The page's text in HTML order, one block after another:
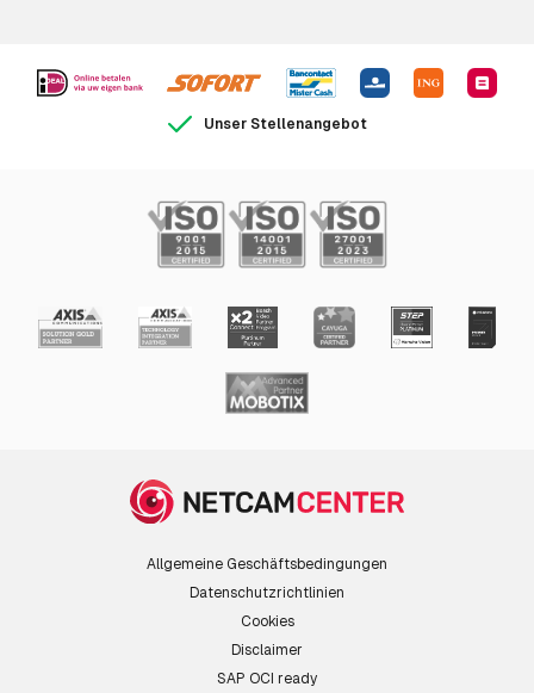
Unser Stellenangebot
Allgemeine Geschäftsbedingungen
Datenschutzrichtlinien
Cookies
Disclaimer
SAP OCI ready